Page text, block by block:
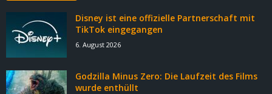
Disney ist eine offizielle Partnerschaft mit
TikTok eingegangen
6. August 2026
Godzilla Minus Zero: Die Laufzeit des Films
wurde enthüllt